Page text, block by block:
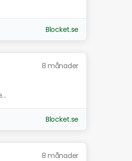
Blocket.se
8 månader
Blocket.se
8 månader